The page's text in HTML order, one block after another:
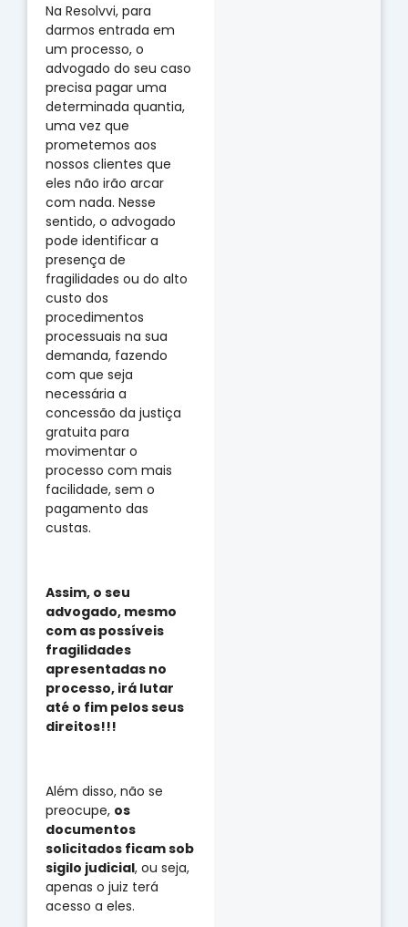
Na Resolvvi, para
darmos entrada em
um processo, o
advogado do seu caso
precisa pagar uma
determinada quantia,
uma vez que
prometemos aos
nossos clientes que
eles não irão arcar
com nada. Nesse
sentido, o advogado
pode identificar a
presença de
fragilidades ou do alto
custo dos
procedimentos
processuais na sua
demanda, fazendo
com que seja
necessária a
concessão da justiça
gratuita para
movimentar o
processo com mais
facilidade, sem o
pagamento das
custas.
Assim, o seu
advogado, mesmo
com as possíveis
fragilidades
apresentadas no
processo, irá lutar
até o fim pelos seus
direitos!!!
Além disso, não se
preocupe, os
documentos
solicitados ficam sob
sigilo judicial, ou seja,
apenas o juiz terá
acesso a eles.